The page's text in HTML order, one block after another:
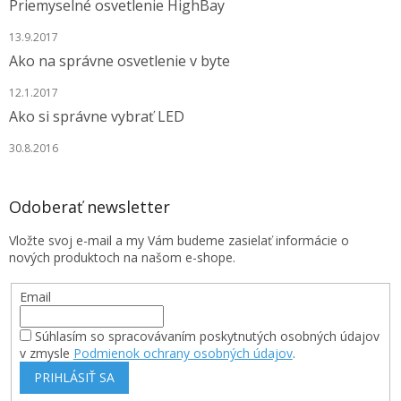
Priemyselné osvetlenie HighBay
13.9.2017
Ako na správne osvetlenie v byte
12.1.2017
Ako si správne vybrať LED
30.8.2016
Odoberať newsletter
Vložte svoj e-mail a my Vám budeme zasielať informácie o
nových produktoch na našom e-shope.
Email
Súhlasím so spracovávaním poskytnutých osobných údajov
v zmysle Podmienok ochrany osobných údajov.
PRIHLÁSIŤ SA